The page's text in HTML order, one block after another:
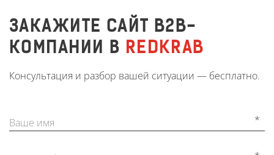
ЗАКАЖИТЕ САЙТ B2B-
КОМПАНИИ В REDKRAB
Консультация и разбор вашей ситуации — бесплатно.
*
Ваше имя